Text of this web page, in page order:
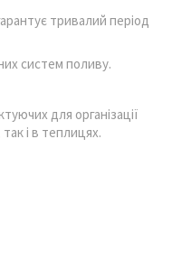
тривалий період
систем поливу.
для організації
і в теплицях.